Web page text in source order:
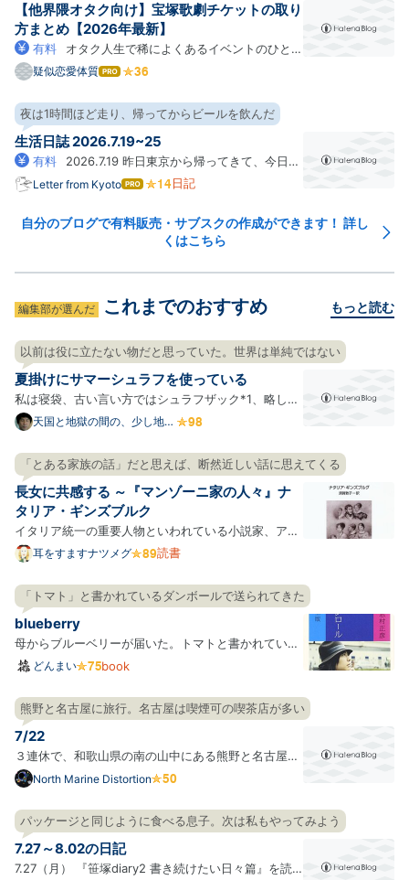
【他界隈オタク向け】宝塚歌劇チケットの取り
方まとめ【2026年最新】
有料
は「自ジャンルが宝塚で舞台化される」だと思いま
おいても現地へ馳せ参じたい、でもチケットの取り方
はわからない、そういう人のためにチケットの取り方
をまとめてみます。…
疑似恋愛体質はて
ログ
Pro
夜は1時間ほど走り、帰ってからビールを飲んだ
生活日誌 2026.7.19~25
有料
らまた平常運転が再開する。たまっていた作業を一通
書いた。 ためてしまうとより書けない。もう少しメモ
ぐらい残しておかないと、その日何していたか覚えて
Letter from Kyotoはて
ログ
Pro
日記
自分のブログで有料販売・サブスクの作成ができます！ 詳し
くはこちら
編集部が選んだ これまでのおすすめ もっと読む
以前は役に立たない物だと思っていた。世界は単純ではない
夏掛けにサマーシュラフを使っている
私は寝袋、古い言い方ではシュラフザック*1、略して
シュラフで寝るのには慣れている。もともとが大学山
の2つあれば十分というスパルタ式でやってきて、実
際、山登りをしていた頃には新人のときに買ったその
2つをずっ…
天国と地獄の間の、少し地獄
「とある家族の話」だと思えば、断然近しい話に思えてくる
長女に共感する ～『マンゾーニ家の人々』ナ
タリア・ギンズブルク
イタリア統一の重要人物といわれている小説家、アレ
ッサンドロ・マンゾーニの家族の実際の書簡を再構成
もマンゾーニって誰なんですか」となったり、やたら
たくさんの人々と交流しているため誰が重要人物なの
かよくわ…
耳をすますナツメグ 読書
「トマト」と書かれているダンボールで送られてきた
blueberry
母からブルーベリーが届いた。トマトと書かれている
ダンボールで。母はブルーベリーの取り放題で取った
量のブルーベリーが届いた。ただ、母の気持ちを蔑ろ
にしてはならないので、こんなにいらないよ〜、とは
伝えられ…
どんまい book
熊野と名古屋に旅行。名古屋は喫煙可の喫茶店が多い
7/22
３連休で、和歌山県の南の山中にある熊野と名古屋に
行ってきた。熊野に行ったのはたまたまだったが、意
レッキングできる、あと世にも珍しい川湯温泉(調べ
たら熊野と北海道 弟子屈町だけらしい)がある、でか
い滝がある…
North Marine Distortion
パッケージと同じように食べる息子。次は私もやってみよう
7.27～8.02の日記
7.27（月） 『笹塚diary2 書き続けたい日々篇』を読